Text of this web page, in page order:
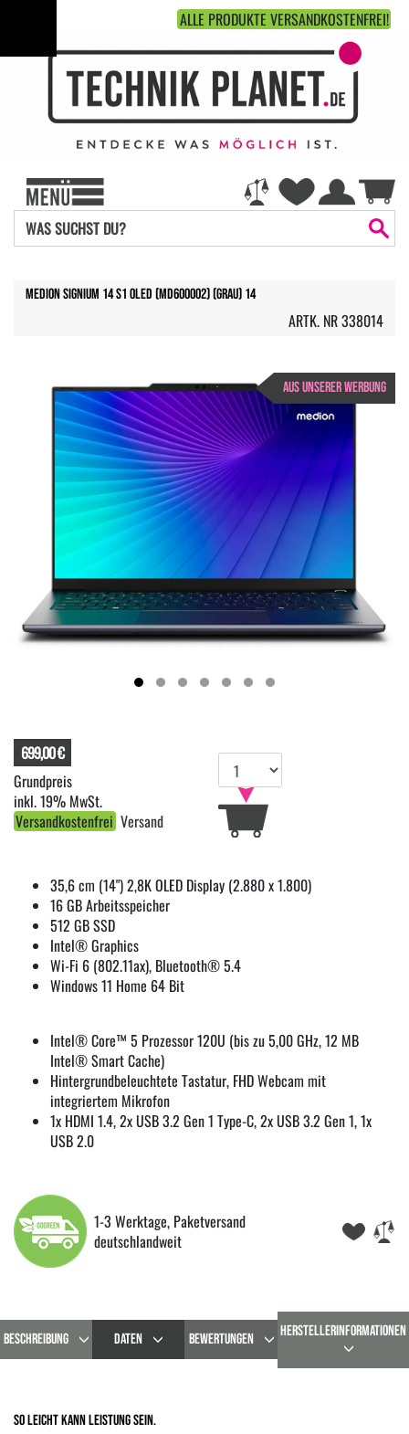
ALLE PRODUKTE VERSANDKOSTENFREI!
Medion Signium 14 S1 OLED (MD600002) (Grau) 14
ARTK. NR 338014
AUS UNSERER WERBUNG
35,6 cm (14") 2,8K OLED Display (2.880 x 1.800)
16 GB Arbeitsspeicher
512 GB SSD
Intel® Graphics
Wi-Fi 6 (802.11ax), Bluetooth® 5.4
Windows 11 Home 64 Bit
Intel® Core™ 5 Prozessor 120U (bis zu 5,00 GHz, 12 MB
Intel® Smart Cache)
Hintergrundbeleuchtete Tastatur, FHD Webcam mit
integriertem Mikrofon
1x HDMI 1.4, 2x USB 3.2 Gen 1 Type-C, 2x USB 3.2 Gen 1, 1x
USB 2.0
1-3 Werktage, Paketversand
deutschlandweit
699,00 €
inkl. 19% MwSt.
Versandkostenfrei Versand
BESCHREIBUNG DATEN BEWERTUNGEN HERSTELLERINFORMATIONEN
So leicht kann Leistung sein.